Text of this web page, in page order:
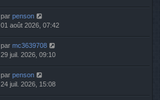
par penson
01 août 2026, 07:42
par mc3639708
29 juil. 2026, 09:10
par penson
24 juil. 2026, 15:08